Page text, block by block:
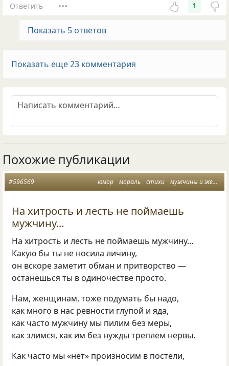
Ответить 1
Показать 5 ответов
Показать еще 23 комментария
Похожие публикации
юмор мораль стихи мужчины и женщины
#596569
На хитрость и лесть не поймаешь
мужчину...
На хитрость и лесть не поймаешь мужчину…
Какую бы ты не носила личину,
он вскоре заметит обман и притворство —
останешься ты в одиночестве просто.
Нам, женщинам, тоже подумать бы надо,
как много в нас ревности глупой и яда,
как часто мужчину мы пилим без меры,
как злимся, как им без нужды треплем нервы.
Как часто мы «нет» произносим в постели,